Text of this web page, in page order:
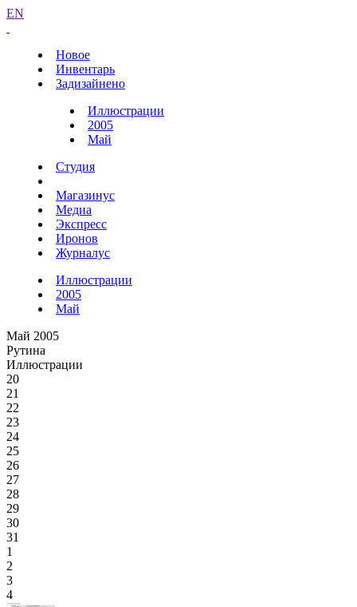
EN
Новое
Инвентарь
Задизайнено
Иллюстрации
2005
Май
Студия
Магазинус
Медиа
Экспресс
Иронов
Журналус
Иллюстрации
2005
Май
Май 2005
Рутина
Иллюстрации
20
21
22
23
24
25
26
27
28
29
30
31
1
2
3
4